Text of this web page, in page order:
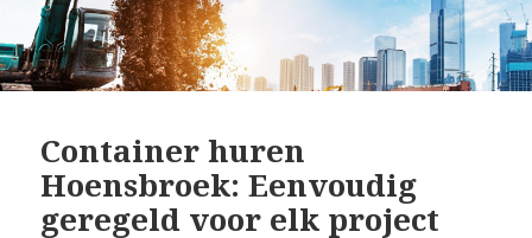
Container huren
Hoensbroek: Eenvoudig
geregeld voor elk project